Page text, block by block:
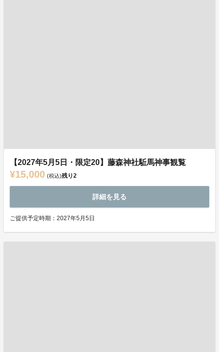
【2027年5月5日・限定20】藤森神社駈馬神事観覧
¥15,000 (税込)残り2
詳細を見る
ご提供予定時期：2027年5月5日